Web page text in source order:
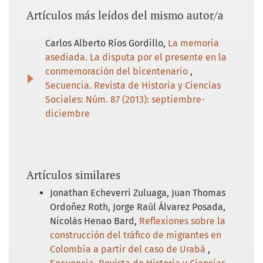
denuncia "robo de su liquido sinovial" y lo
https://bit.ly/3vB079v
Canfora, Luciano (2013). La historia falsa y
otros escritos. España: Capitán Swing.
Comisión UNAM (13 de abril de 2020).
Además de la Covid-19, México se enfrenta a
https://bit.ly/34TT3LX
Coutiño, G. (13 de abril de 2020) Manuel
Pimentel explica el origen del hombre lobo
de Ocozocuautla. Alerta Chiapas. En:
https://bit.ly/3jrvPBl
Artículos más leídos del mismo autor/a
Carlos Alberto Ríos Gordillo, La memoria
asediada. La disputa por el presente en la
conmemoración del bicentenario ,
Secuencia. Revista de Historia y Ciencias
Sociales: Núm. 87 (2013): septiembre-
diciembre
Artículos similares
Jonathan Echeverri Zuluaga, Juan Thomas
Ordoñez Roth, Jorge Raúl Álvarez Posada,
Nicolás Henao Bard, Reflexiones sobre la
construcción del tráfico de migrantes en
Colombia a partir del caso de Urabá ,